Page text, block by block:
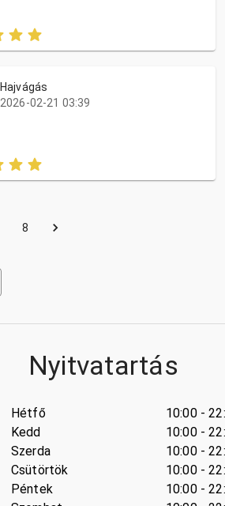
Hajvágás
2026-02-21 03:39
8
Nyitvatartás
Hétfő
Kedd
Szerda
Csütörtök
Péntek
10:00 -
10:00 -
10:00 -
10:00 -
10:00 -